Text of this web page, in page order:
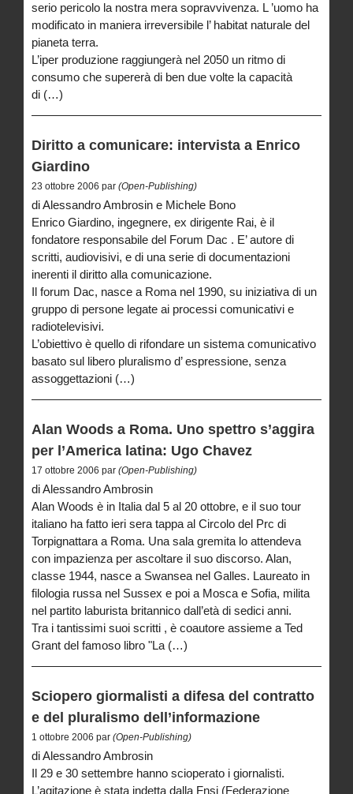
serio pericolo la nostra mera sopravvivenza. L ’uomo ha
modificato in maniera irreversibile l’ habitat naturale del
pianeta terra.
L’iper produzione raggiungerà nel 2050 un ritmo di
consumo che supererà di ben due volte la capacità
di (…)
Diritto a comunicare: intervista a Enrico
Giardino
23 ottobre 2006 par (Open-Publishing)
di Alessandro Ambrosin e Michele Bono
Enrico Giardino, ingegnere, ex dirigente Rai, è il
fondatore responsabile del Forum Dac . E’ autore di
scritti, audiovisivi, e di una serie di documentazioni
inerenti il diritto alla comunicazione.
Il forum Dac, nasce a Roma nel 1990, su iniziativa di un
gruppo di persone legate ai processi comunicativi e
radiotelevisivi.
L’obiettivo è quello di rifondare un sistema comunicativo
basato sul libero pluralismo d’ espressione, senza
assoggettazioni (…)
Alan Woods a Roma. Uno spettro s’aggira
per l’America latina: Ugo Chavez
17 ottobre 2006 par (Open-Publishing)
di Alessandro Ambrosin
Alan Woods è in Italia dal 5 al 20 ottobre, e il suo tour
italiano ha fatto ieri sera tappa al Circolo del Prc di
Torpignattara a Roma. Una sala gremita lo attendeva
con impazienza per ascoltare il suo discorso. Alan,
classe 1944, nasce a Swansea nel Galles. Laureato in
filologia russa nel Sussex e poi a Mosca e Sofia, milita
nel partito laburista britannico dall’età di sedici anni.
Tra i tantissimi suoi scritti , è coautore assieme a Ted
Grant del famoso libro "La (…)
Sciopero giormalisti a difesa del contratto
e del pluralismo dell’informazione
1 ottobre 2006 par (Open-Publishing)
di Alessandro Ambrosin
Il 29 e 30 settembre hanno scioperato i giornalisti.
L’agitazione è stata indetta dalla Fnsi (Federazione